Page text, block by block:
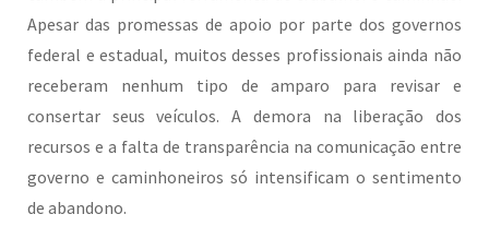
Apesar das promessas de apoio por parte dos governos
federal e estadual, muitos desses profissionais ainda não
receberam nenhum tipo de amparo para revisar e
consertar seus veículos. A demora na liberação dos
recursos e a falta de transparência na comunicação entre
governo e caminhoneiros só intensificam o sentimento
de abandono.